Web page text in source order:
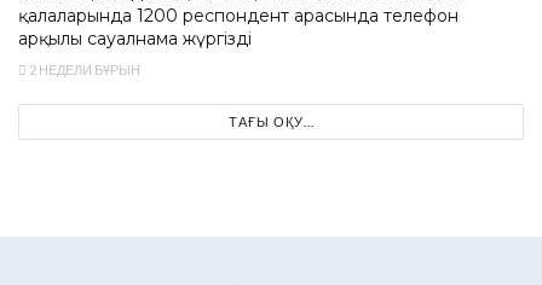
қалаларында 1200 респондент арасында телефон
арқылы сауалнама жүргізді
2 НЕДЕЛИ БҰРЫН
ТАҒЫ ОҚУ...